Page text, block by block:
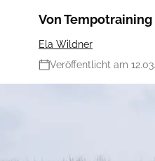
Von
Ela Wildner
Veröffentlicht am